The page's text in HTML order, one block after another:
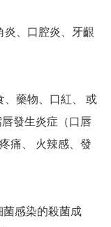
炎、口腔炎、牙齦
、藥物、口紅、 或
發生炎症（口唇
痛、 火辣感、發
感染的殺菌成